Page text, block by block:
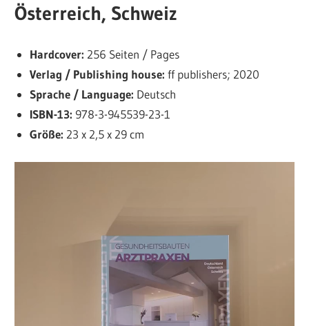
Österreich, Schweiz
Hardcover: 256 Seiten / Pages
Verlag / Publishing house: ff publishers; 2020
Sprache / Language: Deutsch
ISBN-13: 978-3-945539-23-1
Größe: 23 x 2,5 x 29 cm